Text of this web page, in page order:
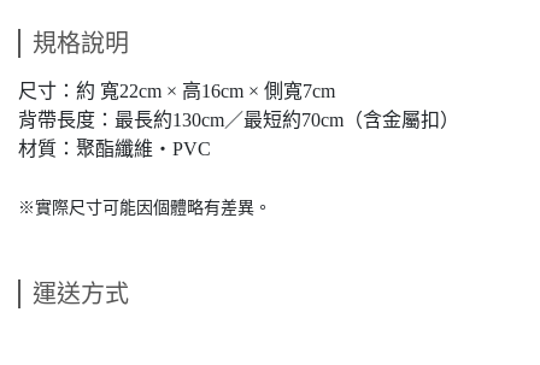
規格說明
尺寸：約 寬22cm × 高16cm × 側寬7cm
背帶長度：最長約130cm／最短約70cm（含金屬扣）
材質：聚酯纖維・PVC
※實際尺寸可能因個體略有差異。
運送方式